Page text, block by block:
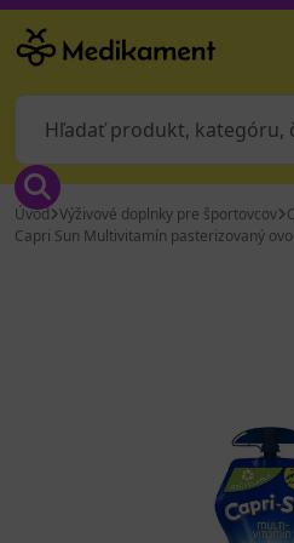
Úvod Výživové doplnky pre športovcov
Capri Sun Multivitamín pasterizovaný